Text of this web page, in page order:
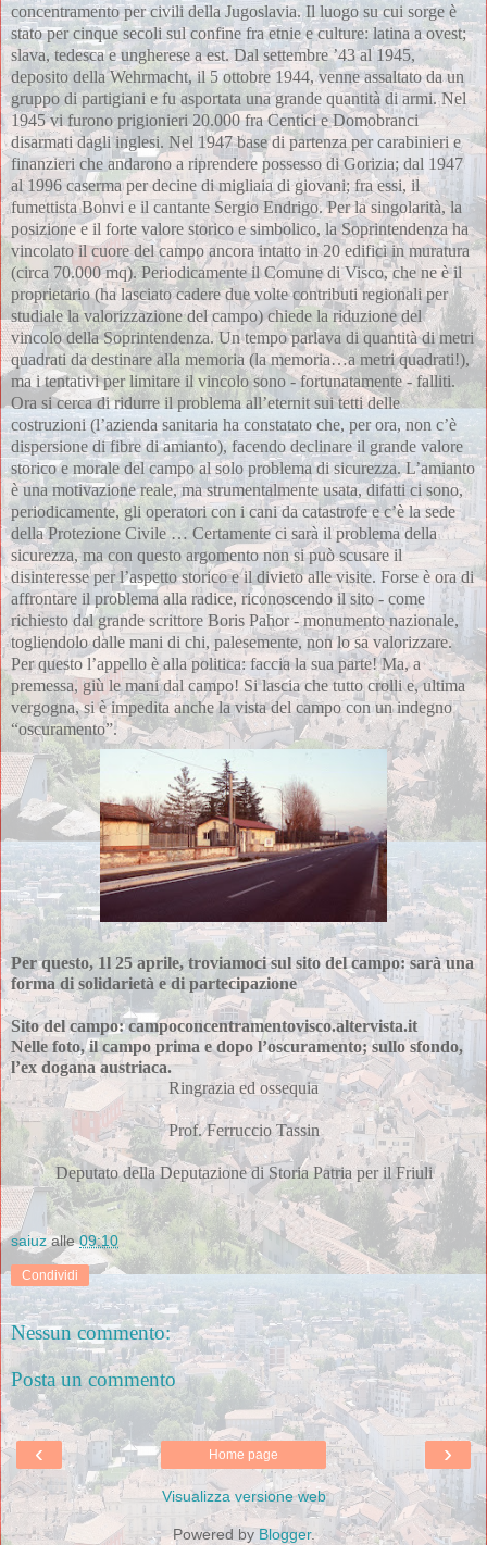
concentramento per civili della Jugoslavia. Il luogo su cui sorge è
stato per cinque secoli sul confine fra etnie e culture: latina a ovest;
slava, tedesca e ungherese a est. Dal settembre ’43 al 1945,
deposito della Wehrmacht, il 5 ottobre 1944, venne assaltato da un
gruppo di partigiani e fu asportata una grande quantità di armi. Nel
1945 vi furono prigionieri 20.000 fra Centici e Domobranci
disarmati dagli inglesi. Nel 1947 base di partenza per carabinieri e
finanzieri che andarono a riprendere possesso di Gorizia; dal 1947
al 1996 caserma per decine di migliaia di giovani; fra essi, il
fumettista Bonvi e il cantante Sergio Endrigo. Per la singolarità, la
posizione e il forte valore storico e simbolico, la Soprintendenza ha
vincolato il cuore del campo ancora intatto in 20 edifici in muratura
(circa 70.000 mq). Periodicamente il Comune di Visco, che ne è il
proprietario (ha lasciato cadere due volte contributi regionali per
studiale la valorizzazione del campo) chiede la riduzione del
vincolo della Soprintendenza. Un tempo parlava di quantità di metri
quadrati da destinare alla memoria (la memoria…a metri quadrati!),
ma i tentativi per limitare il vincolo sono - fortunatamente - falliti.
Ora si cerca di ridurre il problema all’eternit sui tetti delle
costruzioni (l’azienda sanitaria ha constatato che, per ora, non c’è
dispersione di fibre di amianto), facendo declinare il grande valore
storico e morale del campo al solo problema di sicurezza. L’amianto
è una motivazione reale, ma strumentalmente usata, difatti ci sono,
periodicamente, gli operatori con i cani da catastrofe e c’è la sede
della Protezione Civile … Certamente ci sarà il problema della
sicurezza, ma con questo argomento non si può scusare il
disinteresse per l’aspetto storico e il divieto alle visite. Forse è ora di
affrontare il problema alla radice, riconoscendo il sito - come
richiesto dal grande scrittore Boris Pahor - monumento nazionale,
togliendolo dalle mani di chi, palesemente, non lo sa valorizzare.
Per questo l’appello è alla politica: faccia la sua parte! Ma, a
premessa, giù le mani dal campo! Si lascia che tutto crolli e, ultima
vergogna, si è impedita anche la vista del campo con un indegno
“oscuramento”.
Per questo, 1l 25 aprile, troviamoci sul sito del campo: sarà una
forma di solidarietà e di partecipazione
Sito del campo: campoconcentramentovisco.altervista.it
Nelle foto, il campo prima e dopo l’oscuramento; sullo sfondo,
l’ex dogana austriaca.
Ringrazia ed ossequia
Prof. Ferruccio Tassin
Deputato della Deputazione di Storia Patria per il Friuli
saiuz alle09:10
Condividi
Nessun commento:
Posta un commento
‹ ›
Home page
Visualizza versione web
Powered by Blogger.